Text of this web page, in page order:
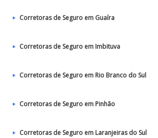
Corretoras de Seguro em Guaíra
Corretoras de Seguro em Imbituva
Corretoras de Seguro em Rio Branco do Sul
Corretoras de Seguro em Pinhão
Corretoras de Seguro em Laranjeiras do Sul